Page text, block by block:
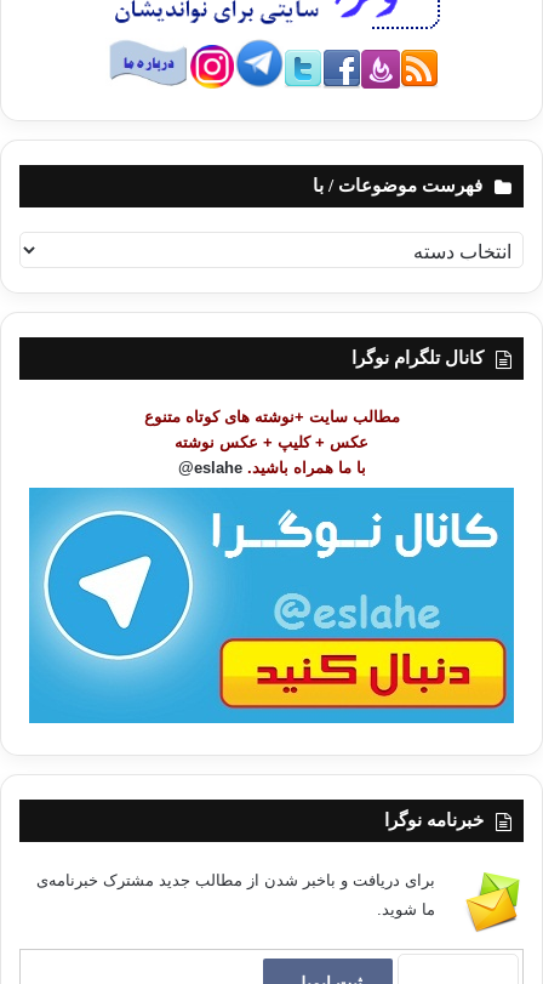
فهرست موضوعات / با
ه
ر
کانال تلگرام نوگرا
مطالب سایت +نوشته های کوتاه متنوع
عکس + کلیپ + عکس نوشته
با ما همراه باشید. eslahe@
خبرنامه نوگرا
برای دریافت و باخبر شدن از مطالب جدید مشترک خبرنامه‌ی
ما شوید.